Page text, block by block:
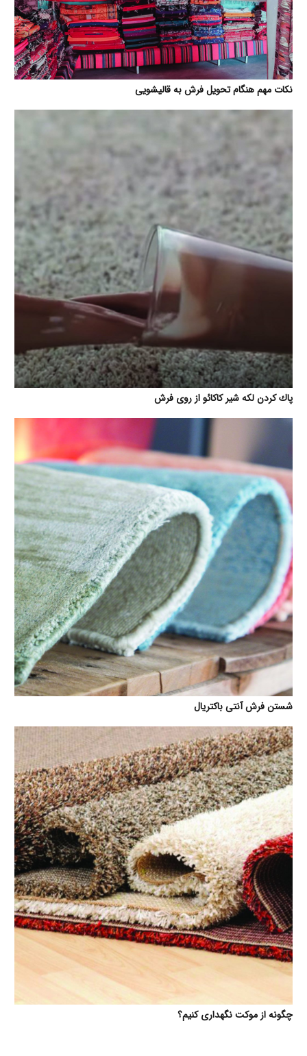
نکات مهم هنگام تحویل فرش به قالیشویی
پاك كردن لكه شير كاكائو از روی فرش
شستن فرش آنتی باکتریال
چگونه از موکت نگهداری کنیم؟